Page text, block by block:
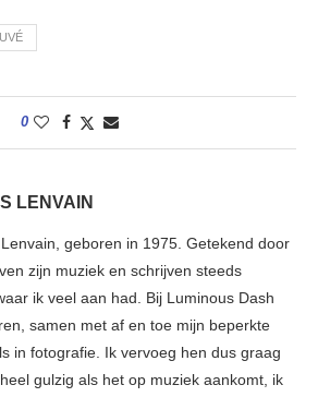
0
LENVAIN
geboren in 1975. Getekend door
zijn muziek en schrijven steeds
ik veel aan had. Bij Luminous Dash
samen met af en toe mijn beperkte
in fotografie. Ik vervoeg hen dus graag
gulzig als het op muziek aankomt, ik